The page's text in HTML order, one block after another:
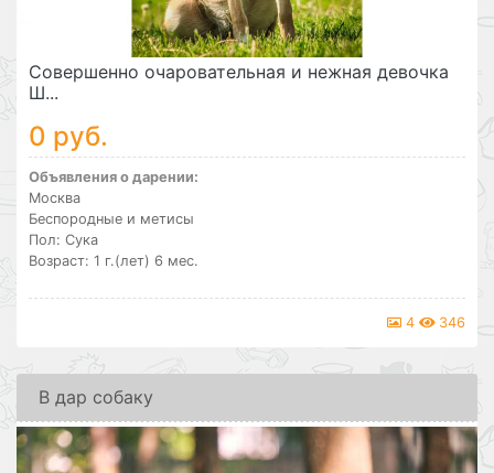
Совершенно очаровательная и нежная девочка
Ш...
0 руб.
Объявления о дарении:
Москва
Беспородные и метисы
Пол: Сука
Возраст: 1 г.(лет) 6 мес.
4 346
В дар собаку